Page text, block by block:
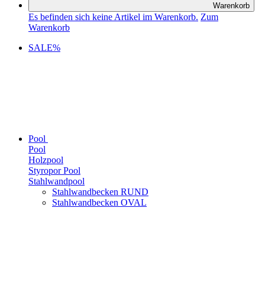
Warenkorb
Es befinden sich keine Artikel im Warenkorb. Zum
Warenkorb
SALE%
Pool
Pool
Holzpool
Styropor Pool
Stahlwandpool
Stahlwandbecken RUND
Stahlwandbecken OVAL